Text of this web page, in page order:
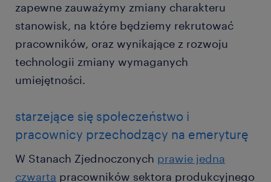
zapewne zauważymy zmiany charakteru
stanowisk, na które będziemy rekrutować
pracowników, oraz wynikające z rozwoju
technologii zmiany wymaganych
umiejętności.
starzejące się społeczeństwo i
pracownicy przechodzący na emeryturę
W Stanach Zjednoczonych prawie jedna
czwarta pracowników sektora produkcyjnego